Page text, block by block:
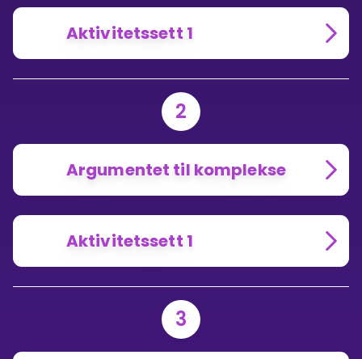
Aktivitetssett 1
2
Argumentet til komplekse
Aktivitetssett 1
3